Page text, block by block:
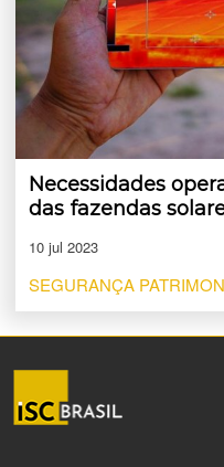
Necessidades
das fazendas
10 jul 2023
SEGURANÇA